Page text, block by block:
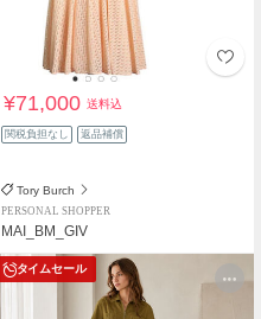
¥71,000送料込
関税負担なし 返品補償
Tory Burch
PERSONAL SHOPPER
MAI_BM_GIV
タイムセール